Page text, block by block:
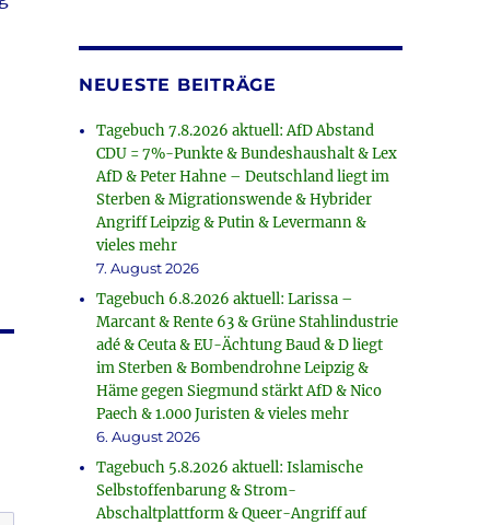
NEUESTE BEITRÄGE
Tagebuch 7.8.2026 aktuell: AfD Abstand
CDU = 7%-Punkte & Bundeshaushalt & Lex
AfD & Peter Hahne – Deutschland liegt im
Sterben & Migrationswende & Hybrider
Angriff Leipzig & Putin & Levermann &
vieles mehr
7. August 2026
Tagebuch 6.8.2026 aktuell: Larissa –
Marcant & Rente 63 & Grüne Stahlindustrie
adé & Ceuta & EU-Ächtung Baud & D liegt
im Sterben & Bombendrohne Leipzig &
Häme gegen Siegmund stärkt AfD & Nico
Paech & 1.000 Juristen & vieles mehr
6. August 2026
Tagebuch 5.8.2026 aktuell: Islamische
Selbstoffenbarung & Strom-
Abschaltplattform & Queer-Angriff auf